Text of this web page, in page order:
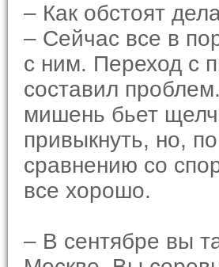
– Как обстоят
– Сейчас все в
с ним. Переход с
составил
мишень бьет
привыкнуть, но,
сравнению со
все хорошо.
– В сентябре вы